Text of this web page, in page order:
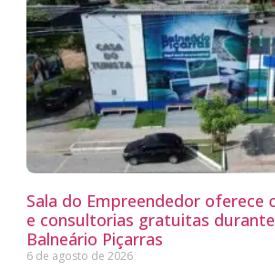
Sala do Empreendedor oferece
e consultorias gratuitas
Balneário Piçarras
6 de agosto de 2026